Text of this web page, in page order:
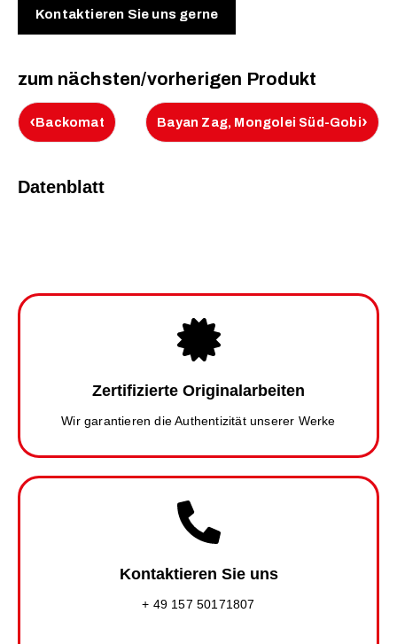
Kontaktieren Sie uns gerne
zum nächsten/vorherigen Produkt
‹Backomat Bayan Zag, Mongolei Süd-Gobi›
Datenblatt
Zertifizierte Originalarbeiten
Wir garantieren die Authentizität unserer Werke
Kontaktieren Sie uns
+ 49 157 50171807